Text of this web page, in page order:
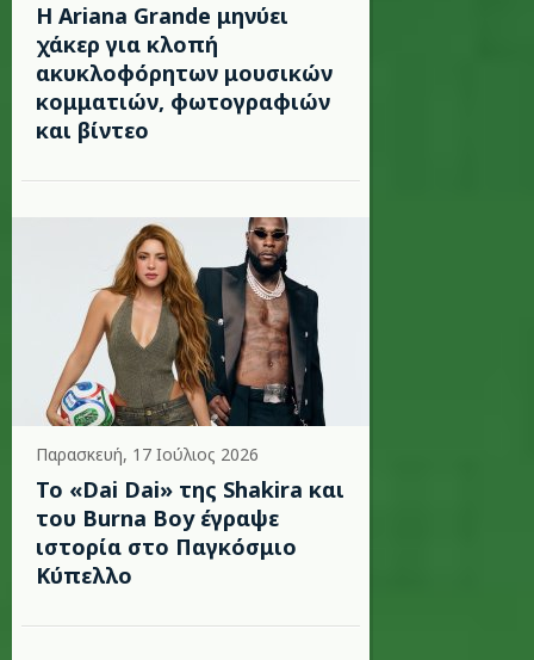
Η Ariana Grande μηνύει
χάκερ για κλοπή
ακυκλοφόρητων μουσικών
κομματιών, φωτογραφιών
και βίντεο
Παρασκευή, 17 Ιούλιος 2026
To «Dai Dai» της Shakira και
του Burna Boy έγραψε
ιστορία στο Παγκόσμιο
Κύπελλο